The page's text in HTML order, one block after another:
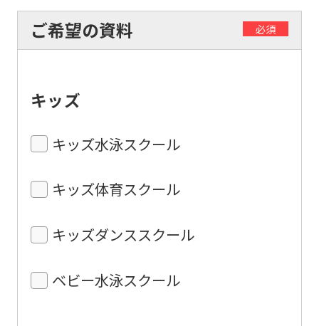
ご希望の資料 必須
キッズ
キッズ水泳スクール
キッズ体育スクール
キッズダンススクール
ベビー水泳スクール